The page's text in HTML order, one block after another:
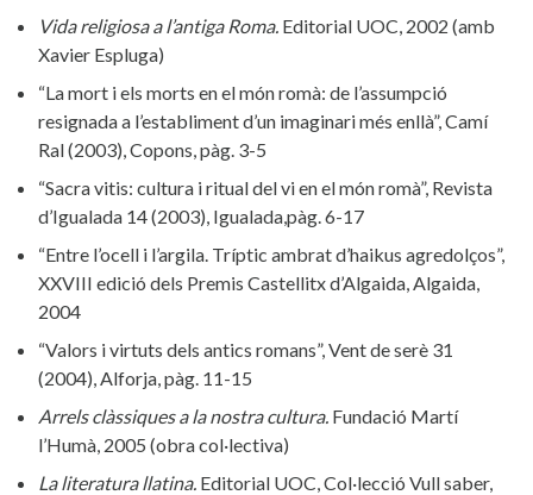
Vida religiosa a l’antiga Roma. Editorial UOC, 2002 (amb
Xavier Espluga)
“La mort i els morts en el món romà: de l’assumpció
resignada a l’establiment d’un imaginari més enllà”, Camí
Ral (2003), Copons, pàg. 3-5
“Sacra vitis: cultura i ritual del vi en el món romà”, Revista
d’Igualada 14 (2003), Igualada,pàg. 6-17
“Entre l’ocell i l’argila. Tríptic ambrat d’haikus agredolços”,
XXVIII edició dels Premis Castellitx d’Algaida, Algaida,
2004
“Valors i virtuts dels antics romans”, Vent de serè 31
(2004), Alforja, pàg. 11-15
Arrels clàssiques a la nostra cultura. Fundació Martí
l’Humà, 2005 (obra col·lectiva)
La literatura llatina. Editorial UOC, Col·lecció Vull saber,